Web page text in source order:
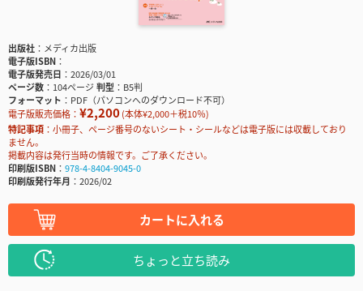
出版社
メディカ出版
電子版ISBN
電子版発売日
2026/03/01
ページ数
104ページ判型
B5判
フォーマット
PDF（パソコンへのダウンロード不可）
電子版販売価格： ¥2,200(本体¥2,000＋税10％)
特記事項
小冊子、ページ番号のないシート・シールなどは電子版には収載しており
ません。
掲載内容は発行当時の情報です。ご了承ください。
印刷版ISBN
978-4-8404-9045-0
印刷版発行年月
2026/02
カートに入れる
ちょっと立ち読み